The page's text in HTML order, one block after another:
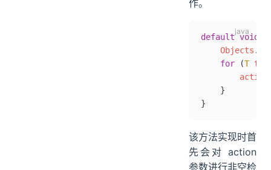
作。
default void
    Objects
.
    for
(T t
        action
    }
}
该方法实现时首
先会对 action
参数进行非空检